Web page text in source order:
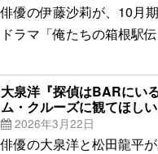
俳優の伊藤沙莉が、10月
ドラマ「俺たちの箱根駅
大泉洋『探偵はBARにい
ム・クルーズに観てほしい
2026年3月22日
俳優の大泉洋と松田龍平